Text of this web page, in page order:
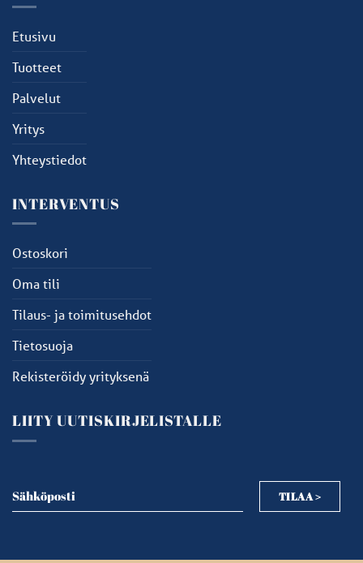
Etusivu
Tuotteet
Palvelut
Yritys
Yhteystiedot
INTERVENTUS
Ostoskori
Oma tili
Tilaus- ja toimitusehdot
Tietosuoja
Rekisteröidy yrityksenä
LIITY UUTISKIRJELISTALLE
Sähköposti
Sähköposti TILAA >